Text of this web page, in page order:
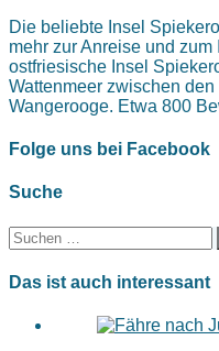
Die beliebte Insel
mehr zur Anreise und
ostfriesische Insel
Wattenmeer zwischen
Wangerooge. Etwa 800
Folge uns bei Facebook
Suche
Suchen
nach:
Das ist auch interessant